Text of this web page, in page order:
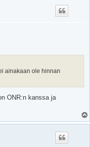
ainakaan ole hinnan
ONR:n kanssa ja
l